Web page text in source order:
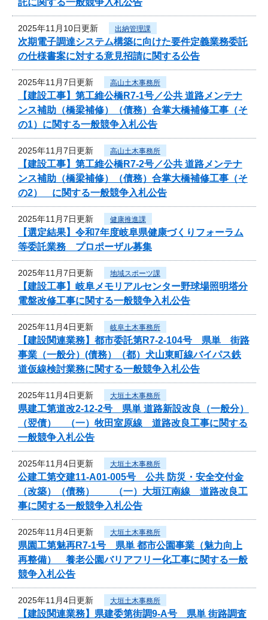
2025年11月10日更新 出納管理課
次期電子調達システム構築に向けた要件定義業務委託
の仕様書案に対する意見招請に関する公告
2025年11月7日更新 高山土木事務所
【建設工事】第工維公橋R7-1号／公共 道路メンテナ
ンス補助（橋梁補修）（債務）合掌大橋補修工事（そ
の1）に関する一般競争入札公告
2025年11月7日更新 高山土木事務所
【建設工事】第工維公橋R7-2号／公共 道路メンテナ
ンス補助（橋梁補修）（債務）合掌大橋補修工事（そ
の2） に関する一般競争入札公告
2025年11月7日更新 健康推進課
【選定結果】令和7年度岐阜県健康づくりフォーラム
等委託業務 プロポーザル募集
2025年11月7日更新 地域スポーツ課
【建設工事】岐阜メモリアルセンター野球場照明塔分
電盤改修工事に関する一般競争入札公告
2025年11月4日更新 岐阜土木事務所
【建設関連業務】都市委託第R7-2-104号 県単 街路
事業（一般分）(債務）（都）犬山東町線バイパス鉄
道仮線検討業務に関する一般競争入札公告
2025年11月4日更新 大垣土木事務所
県建工第道改2-12-2号 県単 道路新設改良（一般分）
（翌債） （一）牧田室原線 道路改良工事に関する
一般競争入札公告
2025年11月4日更新 大垣土木事務所
公建工第交建11-A01-005号 公共 防災・安全交付金
（改築）（債務） （一）大垣江南線 道路改良工
事に関する一般競争入札公告
2025年11月4日更新 大垣土木事務所
県園工第魅再R7-1号 県単 都市公園事業（魅力向上
再整備） 養老公園バリアフリー化工事に関する一般
競争入札公告
2025年11月4日更新 大垣土木事務所
【建設関連業務】県建委第街調9-A号 県単 街路調査